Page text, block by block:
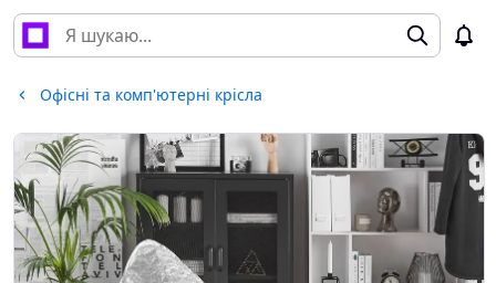
Офісні та комп'ютерні крісла